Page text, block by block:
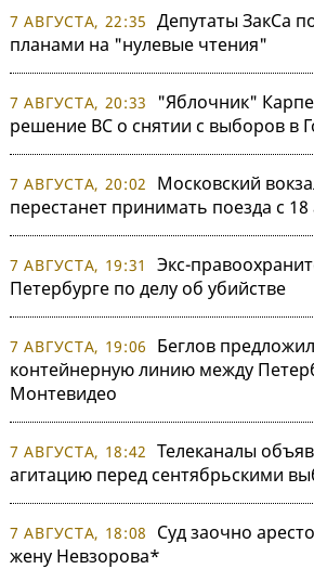
7 АВГУСТА, 22:35 Депутаты ЗакСа
планами на "нулевые чтения"
7 АВГУСТА, 20:33
"Яблочник"
решение ВС о снятии с выборов в
7 АВГУСТА, 20:02
Московский
перестанет принимать поезда с 18
7 АВГУСТА, 19:31
Экс-
Петербурге по делу об убийстве
7 АВГУСТА, 19:06
Беглов
контейнерную линию между
Монтевидео
7 АВГУСТА, 18:42 Телеканалы
агитацию перед сентябрьскими
7 АВГУСТА, 18:08
Суд заочно
жену Невзорова*